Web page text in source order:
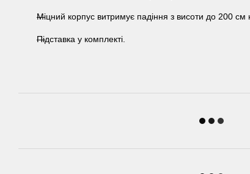
Міцний корпус витримує падіння з висоти до 200
Підставка у комплекті.